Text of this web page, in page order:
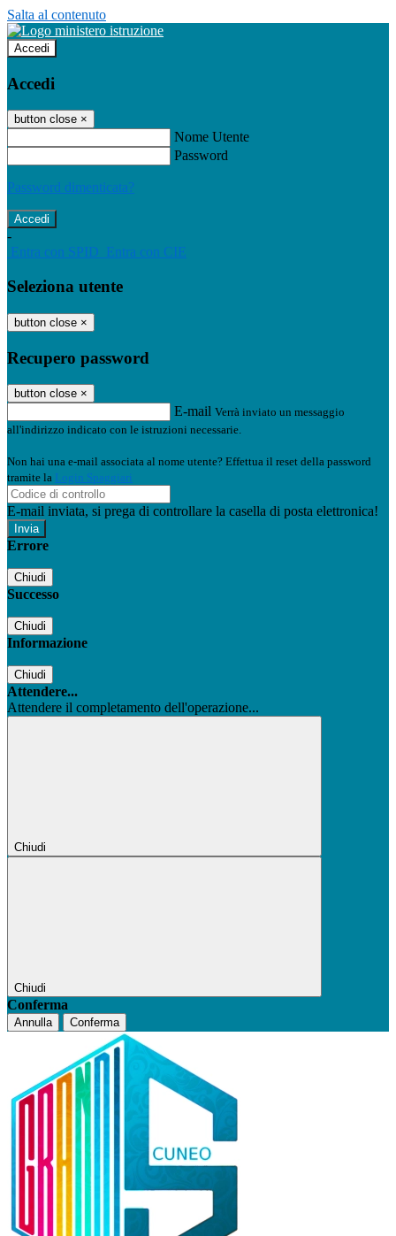
Salta al contenuto
Accedi
Accedi
button close ×
Nome Utente
Password
Password dimenticata?
-
Entra con SPID Entra con CIE
Seleziona utente
button close ×
Recupero password
button close ×
E-mail Verrà inviato un messaggio
all'indirizzo indicato con le istruzioni necessarie.
Non hai una e-mail associata al nome utente? Effettua il reset della password
tramite la Login Spaggiari
E-mail inviata, si prega di controllare la casella di posta elettronica!
Errore
Chiudi
Successo
Chiudi
Informazione
Chiudi
Attendere...
Attendere il completamento dell'operazione...
Chiudi
Chiudi
Conferma
Annulla Conferma